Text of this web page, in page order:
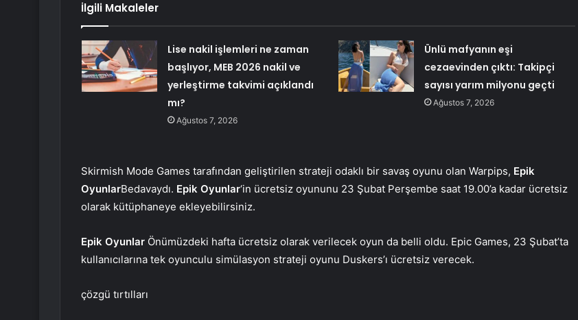
İlgili Makaleler
Lise nakil işlemleri ne zaman
başlıyor, MEB 2026 nakil ve
yerleştirme takvimi açıklandı
mı?
Ağustos 7, 2026
Ünlü mafyanın eşi
cezaevinden çıktı: Takipçi
sayısı yarım milyonu geçti
Ağustos 7, 2026
Skirmish Mode Games tarafından geliştirilen strateji odaklı bir savaş oyunu olan Warpips, Epik
OyunlarBedavaydı. Epik Oyunlar‘in ücretsiz oyununu 23 Şubat Perşembe saat 19.00’a kadar ücretsiz
olarak kütüphaneye ekleyebilirsiniz.
Epik Oyunlar Önümüzdeki hafta ücretsiz olarak verilecek oyun da belli oldu. Epic Games, 23 Şubat’ta
kullanıcılarına tek oyunculu simülasyon strateji oyunu Duskers’ı ücretsiz verecek.
çözgü tırtılları